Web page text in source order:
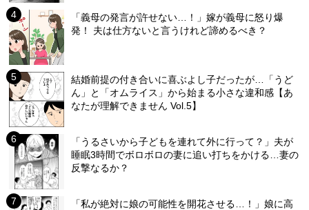
「義母の発言が許せない…！」嫁が義母に怒り爆
発！ 夫は仕方ないと言うけれど諦めるべき？
結婚前提の付き合いに喜ぶよし子だったが…「うど
ん」と「オムライス」から始まる小さな違和感【あ
なたが理解できません Vol.5】
「うるさいから子どもを連れて外に行って？」夫が
睡眠3時間でボロボロの妻に追い打ちをかける…妻の
反撃なるか？
「私が絶対に娘の可能性を開花させる…！」娘に高